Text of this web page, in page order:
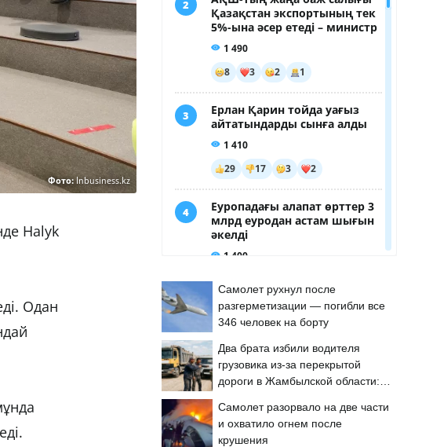
Фото:Inbusiness.kz
Halyk
Одан
Самолет рухнул после
разгерметизации — погибли все
346 человек на борту
Два брата избили водителя
грузовика из-за перекрытой
дороги в Жамбылской области:
Самолет разорвало на две части
и охватило огнем после
крушения